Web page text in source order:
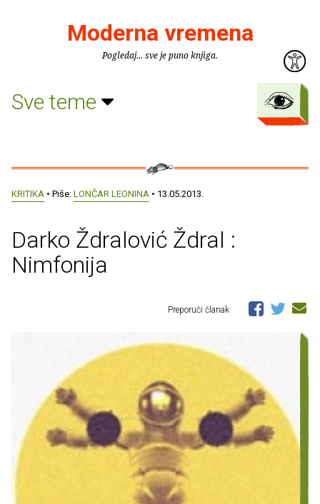
Moderna vremena
Pogledaj... sve je puno knjiga.
Sve teme
KRITIKA • Piše: LONČAR LEONINA • 13.05.2013.
Darko Ždralović Ždral :
Nimfonija
Preporuči članak